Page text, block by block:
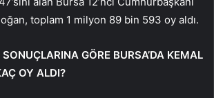
toplam 1 milyon 89 bin 593 oy aldı.
GÖRE BURSA’DA KEMAL
OY ALDI?